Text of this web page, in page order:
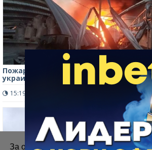
За осигуряване на правилното
Пожар в рафинерия в Краснодарския
украински удар с дронове
15:19 ч.